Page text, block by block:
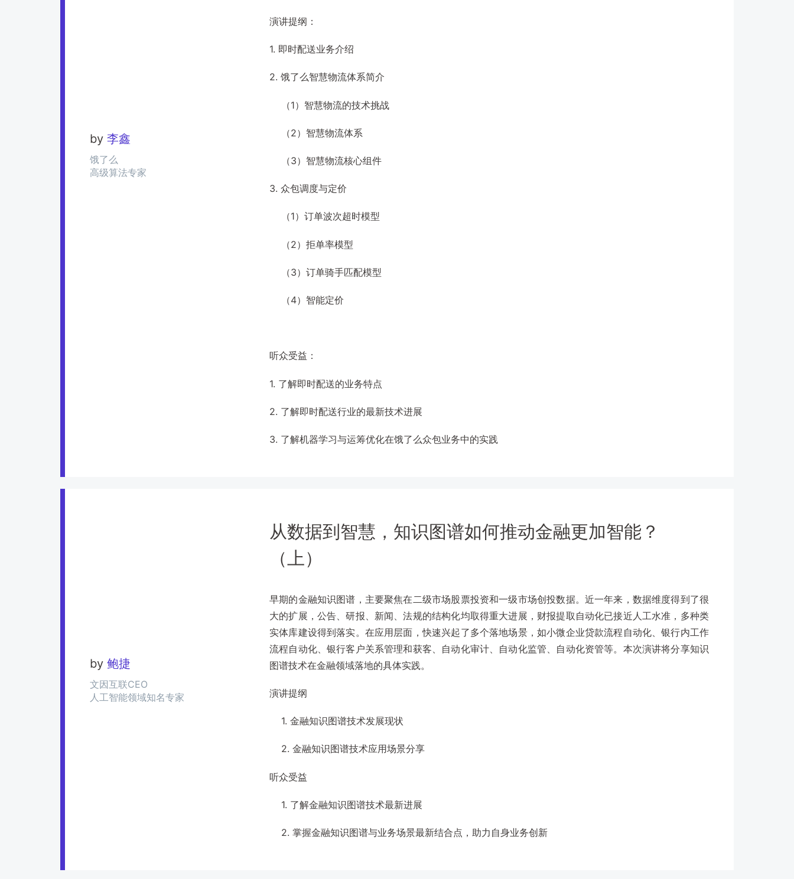
by 李鑫
饿了么
高级算法专家
演讲提纲：
1. 即时配送业务介绍
2. 饿了么智慧物流体系简介
（1）智慧物流的技术挑战
（2）智慧物流体系
（3）智慧物流核心组件
3. 众包调度与定价
（1）订单波次超时模型
（2）拒单率模型
（3）订单骑手匹配模型
（4）智能定价
听众受益：
1. 了解即时配送的业务特点
2. 了解即时配送行业的最新技术进展
3. 了解机器学习与运筹优化在饿了么众包业务中的实践
by 鲍捷
文因互联CEO
人工智能领域知名专家
从数据到智慧，知识图谱如何推动金融更加智能？
（上）
早期的金融知识图谱，主要聚焦在二级市场股票投资和一级市场创投数据。近一年来，数据维度得到了很
大的扩展，公告、研报、新闻、法规的结构化均取得重大进展，财报提取自动化已接近人工水准，多种类
实体库建设得到落实。在应用层面，快速兴起了多个落地场景，如小微企业贷款流程自动化、银行内工作
流程自动化、银行客户关系管理和获客、自动化审计、自动化监管、自动化资管等。本次演讲将分享知识
图谱技术在金融领域落地的具体实践。
演讲提纲
1. 金融知识图谱技术发展现状
2. 金融知识图谱技术应用场景分享
听众受益
1. 了解金融知识图谱技术最新进展
2. 掌握金融知识图谱与业务场景最新结合点，助力自身业务创新